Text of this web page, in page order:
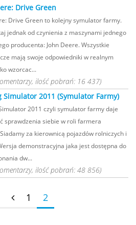
Drive Green
Drive Green to kolejny symulator farmy.
jednak od czynienia z maszynami jednego
producenta: John Deere. Wszystkie
mają swoje odpowiedniki w realnym
wzorcac...
ilość pobrań: 16 437)
Simulator 2011 (Symulator Farmy)
2011 czyli symulator farmy daje
sprawdzenia siebie w roli farmera
za kierownicą pojazdów rolniczych i
demonstracyjna jaka jest dostępna do
dw...
ilość pobrań: 48 856)
1 2